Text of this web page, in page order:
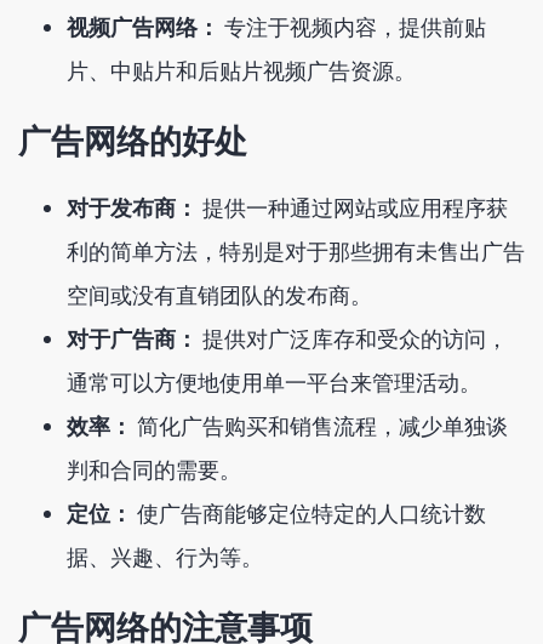
视频广告网络： 专注于视频内容，提供前贴
片、中贴片和后贴片视频广告资源。
广告网络的好处
对于发布商： 提供一种通过网站或应用程序获
利的简单方法，特别是对于那些拥有未售出广告
空间或没有直销团队的发布商。
对于广告商： 提供对广泛库存和受众的访问，
通常可以方便地使用单一平台来管理活动。
效率： 简化广告购买和销售流程，减少单独谈
判和合同的需要。
定位： 使广告商能够定位特定的人口统计数
据、兴趣、行为等。
广告网络的注意事项